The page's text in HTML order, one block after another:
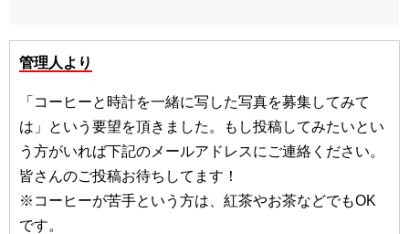
管理人より
「コーヒーと時計を一緒に写した写真を募集してみて
は」という要望を頂きました。もし投稿してみたいとい
う方がいれば下記のメールアドレスにご連絡ください。
皆さんのご投稿お待ちしてます！
※コーヒーが苦手という方は、紅茶やお茶などでもOK
です。